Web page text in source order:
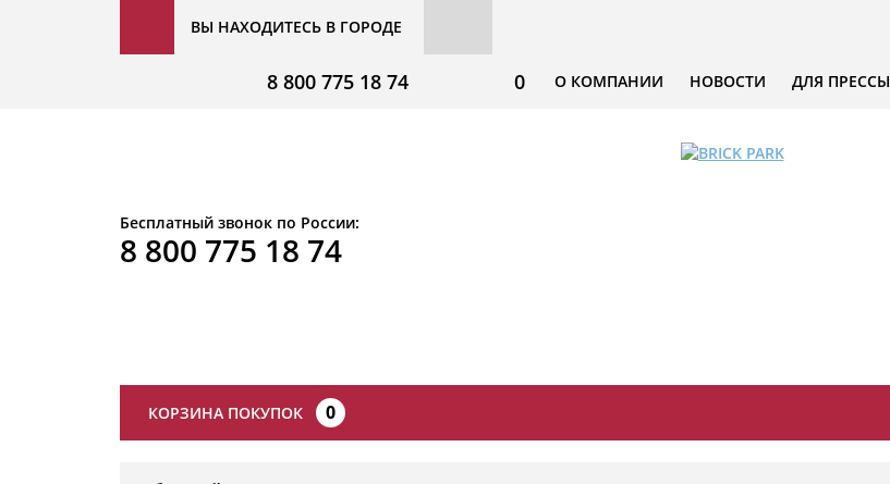
ВЫ НАХОДИТЕСЬ В ГОРОДЕ
О КОМПАНИИ НОВОСТИ ДЛЯ ПРЕССЫ
0
8 800 775 18 74
Бесплатный звонок по России:
8 800 775 18 74
КОРЗИНА ПОКУПОК 0